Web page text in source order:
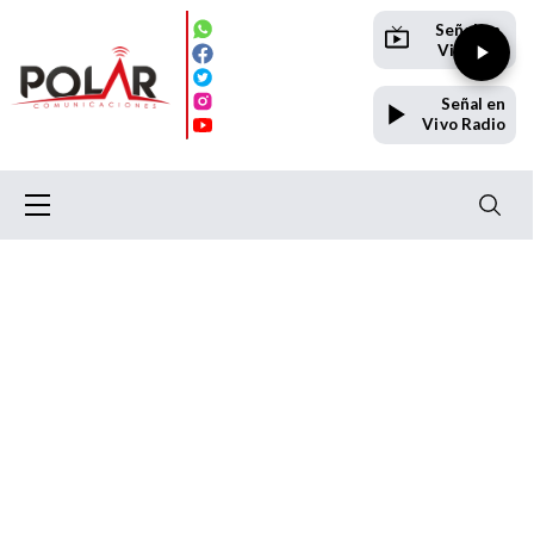
Señal en
Vivo TV
Señal en
Vivo Radio